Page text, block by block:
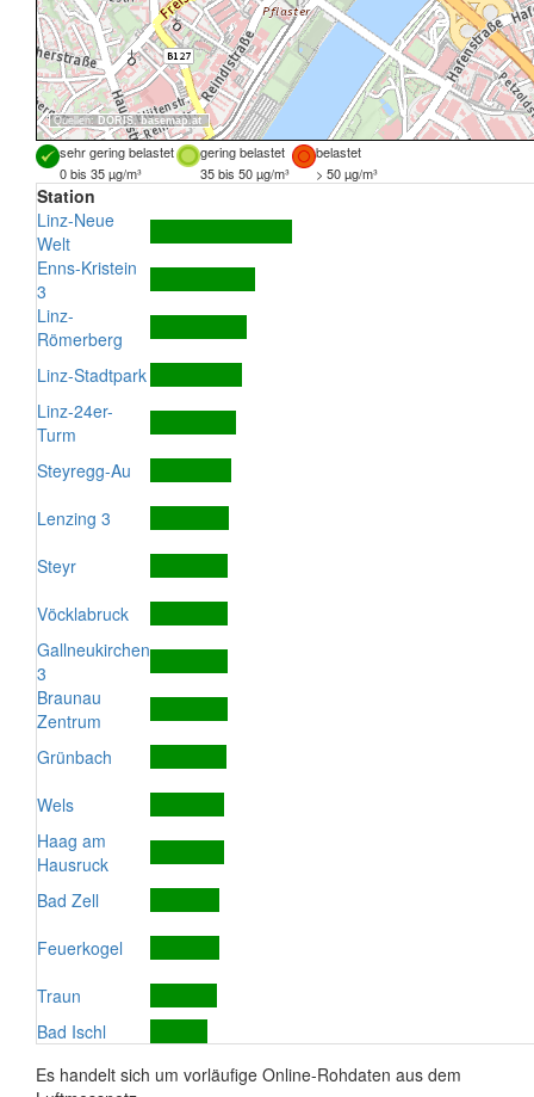
Quellen: DORIS,basemap.at
sehr gering belastet gering belastet
belastet
0 bis 35 µg/m³
35 bis 50 µg/m³ > 50 µg/m³
Station
Linz-Neue
Welt
Enns-Kristein
3
Linz-
Römerberg
Linz-Stadtpark
Linz-24er-
Turm
Steyregg-Au
Lenzing 3
Steyr
Vöcklabruck
Gallneukirchen
3
Braunau
Zentrum
Grünbach
Wels
Haag am
Hausruck
Bad Zell
Feuerkogel
Traun
Bad Ischl
Es handelt sich um vorläufige Online-Rohdaten aus dem